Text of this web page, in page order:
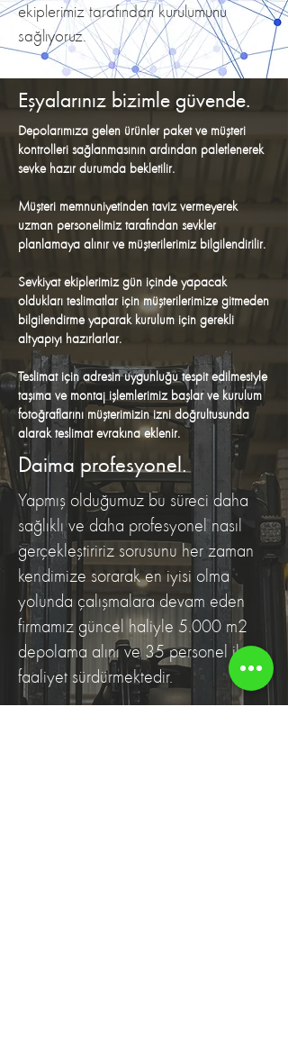
ekiplerimiz tarafından kurulumunu
sağlıyoruz.
Eşyalarınız bizimle güvende.
Depolarımıza gelen ürünler paket ve müşteri
kontrolleri sağlanmasının ardından paletlenerek
sevke hazır durumda bekletilir.
Müşteri memnuniyetinden taviz vermeyerek
uzman personelimiz tarafından sevkler
planlamaya alınır ve müşterilerimiz bilgilendirilir.
Sevkiyat ekiplerimiz gün içinde yapacak
oldukları teslimatlar için müşterilerimize gitmeden
bilgilendirme yaparak kurulum için gerekli
altyapıyı hazırlarlar.
Teslimat için adresin uygunluğu tespit edilmesiyle
taşıma ve montaj işlemlerimiz başlar ve kurulum
fotoğraflarını müşterimizin izni doğrultusunda
alarak teslimat evrakına eklenir.
Daima profesyonel.
Yapmış olduğumuz bu süreci daha
sağlıklı ve daha profesyonel nasıl
gerçekleştiririz sorusunu her zaman
kendimize sorarak en iyisi olma
yolunda çalışmalara devam eden
firmamız güncel haliyle 5.000 m2
depolama alını ve 35 personel ile
faaliyet sürdürmektedir.